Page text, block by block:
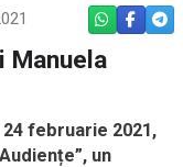
WHATSAPP
Manuela
februarie 2021,
un